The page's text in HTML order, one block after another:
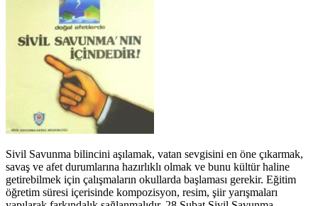
Sivil Savunma bilincini aşılamak, vatan sevgisini en öne çıkarmak,
savaş ve afet durumlarına hazırlıklı olmak ve bunu kültür haline
getirebilmek için çalışmaların okullarda başlaması gerekir. Eğitim
öğretim süresi içerisinde kompozisyon, resim, şiir yarışmaları